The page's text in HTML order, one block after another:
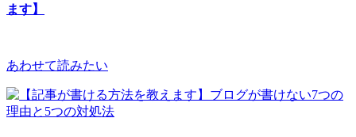
ます】
あわせて読みたい